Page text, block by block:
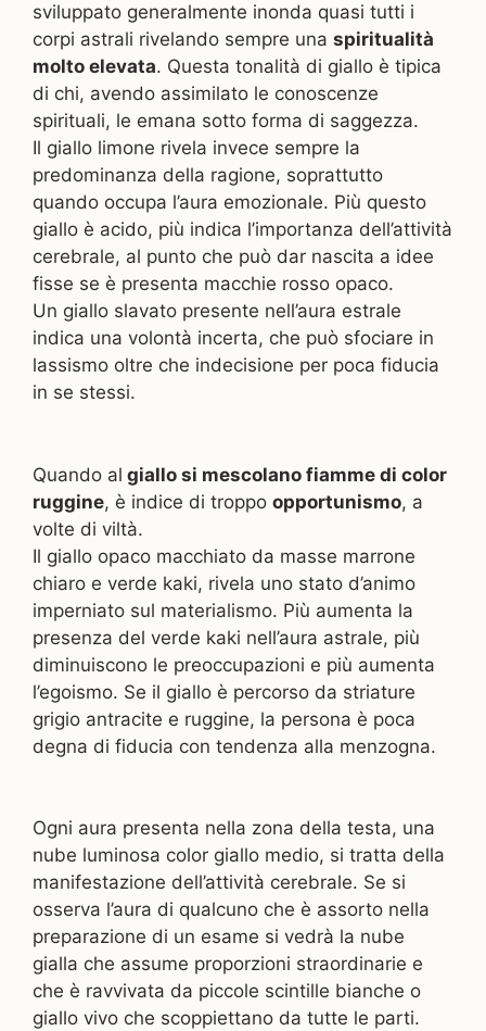
sviluppato generalmente inonda quasi tutti i
corpi astrali rivelando sempre una spiritualità
molto elevata. Questa tonalità di giallo è tipica
di chi, avendo assimilato le conoscenze
spirituali, le emana sotto forma di saggezza.
Il giallo limone rivela invece sempre la
predominanza della ragione, soprattutto
quando occupa l’aura emozionale. Più questo
giallo è acido, più indica l’importanza dell’attività
cerebrale, al punto che può dar nascita a idee
fisse se è presenta macchie rosso opaco.
Un giallo slavato presente nell’aura estrale
indica una volontà incerta, che può sfociare in
lassismo oltre che indecisione per poca fiducia
in se stessi.
Quando al giallo si mescolano fiamme di color
ruggine, è indice di troppo opportunismo, a
volte di viltà.
Il giallo opaco macchiato da masse marrone
chiaro e verde kaki, rivela uno stato d’animo
imperniato sul materialismo. Più aumenta la
presenza del verde kaki nell’aura astrale, più
diminuiscono le preoccupazioni e più aumenta
l’egoismo. Se il giallo è percorso da striature
grigio antracite e ruggine, la persona è poca
degna di fiducia con tendenza alla menzogna.
Ogni aura presenta nella zona della testa, una
nube luminosa color giallo medio, si tratta della
manifestazione dell’attività cerebrale. Se si
osserva l’aura di qualcuno che è assorto nella
preparazione di un esame si vedrà la nube
gialla che assume proporzioni straordinarie e
che è ravvivata da piccole scintille bianche o
giallo vivo che scoppiettano da tutte le parti.